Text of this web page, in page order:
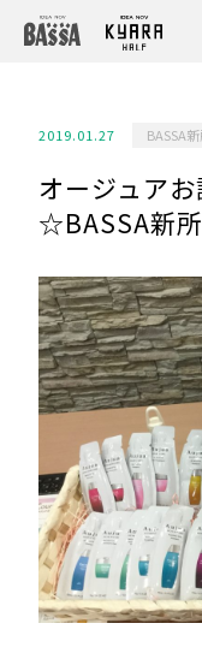
2019.01.27 BASSA
オージュア
☆BASSA新